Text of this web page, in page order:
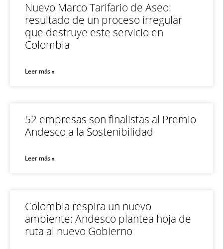
Nuevo Marco Tarifario de Aseo:
resultado de un proceso irregular
que destruye este servicio en
Colombia
Leer más »
52 empresas son finalistas al Premio
Andesco a la Sostenibilidad
Leer más »
Colombia respira un nuevo
ambiente: Andesco plantea hoja de
ruta al nuevo Gobierno